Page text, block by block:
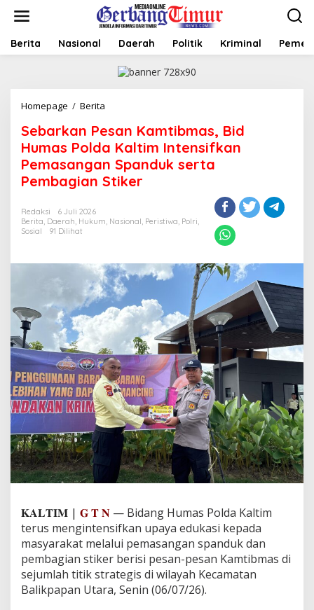
t
Berita Nasional Daerah Politik Kriminal
Homepage / Berita
b
a
r
k
a
e
K
a
m
t
i
b
m
a
s
,
B
i
d
H
s
o
d
a
K
a
l
Sebarkan Pesan Kamtibmas, Bid
Humas Polda Kaltim Intensifkan
Pemasangan Spanduk serta
Pembagian Stiker
Redaksi
6 Juli 2026
Berita, Daerah, Hukum, Nasional, Peristiwa, Polri,
Sosial
91 Dilihat
𝐊𝐀𝐋𝐓𝐈𝐌 | 𝐆 𝐓 𝐍 — Bidang Humas Polda Kaltim
terus mengintensifkan upaya edukasi kepada
masyarakat melalui pemasangan spanduk dan
pembagian stiker berisi pesan-pesan Kamtibmas di
sejumlah titik strategis di wilayah Kecamatan
Balikpapan Utara, Senin (06/07/26).